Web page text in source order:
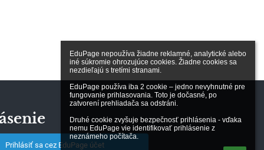
EduPage nepoužíva žiadne reklamné, analytické alebo
iné súkromie ohrozujúce cookies. Žiadne cookies sa
nezdieľajú s tretími stranami.
EduPage používa iba 2 cookie – jedno nevyhnutné pre
fungovanie prihlasovania. Toto je dočasné, po
zatvorení prehliadača sa odstráni.
Druhé cookie zvyšuje bezpečnosť prihlásenia - vďaka
nemu EduPage vie identifikovať prihlásenie z
neznámeho počítača.
Prihlásiť sa cez EduPage účet